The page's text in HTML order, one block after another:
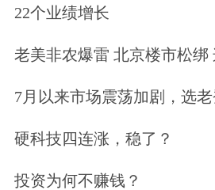
的走低是不可避免的事
第二，是股票市场的持
边缘化股票股价下跌的
股大跃进，股市的资金
22个业绩增长
老美非农爆雷 北京楼市松绑
7月以来市场震荡加剧，选老
硬科技四连涨，稳了？
投资为何不赚钱？